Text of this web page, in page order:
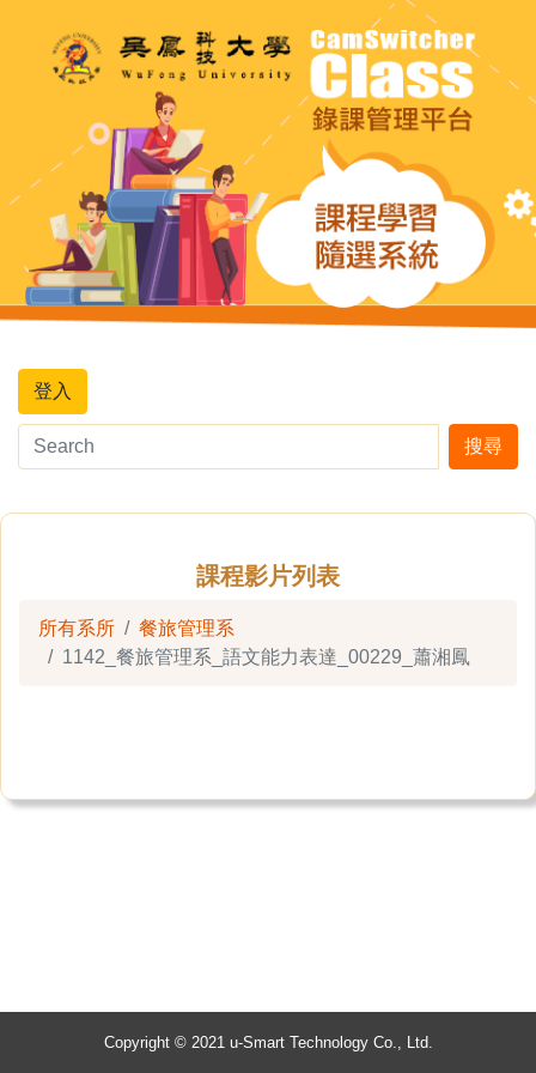
登入
搜尋
課程影片列表
所有系所
餐旅管理系
1142_餐旅管理系_語文能力表達_00229_蕭湘鳳
Copyright © 2021 u-Smart Technology Co., Ltd.